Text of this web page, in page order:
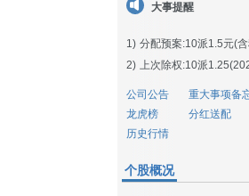
大事提醒
1) 分配预案:10派1.5元(
2) 上次除权:10派
公司公告 重大事项备
龙虎榜
分红送配
历史行情
个股概况